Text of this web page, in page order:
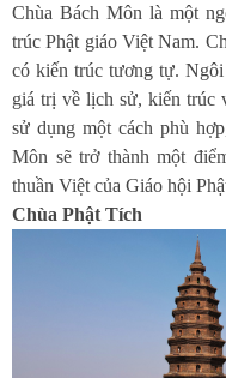
Chùa Bách Môn là một
trúc Phật giáo Việt Nam.
có kiến trúc tương tự.
giá trị về lịch sử, kiến trúc
sử dụng một cách phù
Môn sẽ trở thành một
thuần Việt của Giáo hội
Chùa Phật Tích